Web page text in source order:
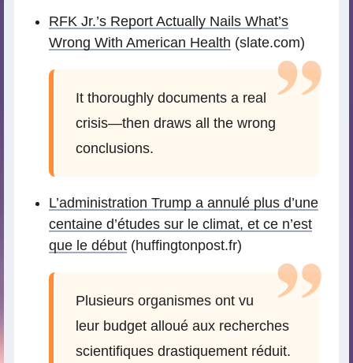
RFK Jr.’s Report Actually Nails What’s
Wrong With American Health (slate.com)
It thoroughly documents a real
crisis—then draws all the wrong
conclusions.
L’administration Trump a annulé plus d’une
centaine d’études sur le climat, et ce n’est
que le début (huffingtonpost.fr)
Plusieurs organismes ont vu
leur budget alloué aux recherches
scientifiques drastiquement réduit.